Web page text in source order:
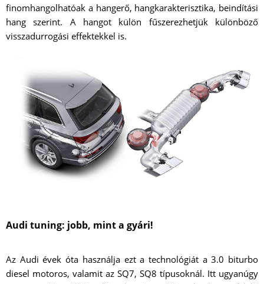
finomhangolhatóak a hangerő, hangkarakterisztika, beindítási
hang szerint. A hangot külön fűszerezhetjük különböző
visszadurrogási effektekkel is.
Audi tuning: jobb, mint a gyári!
Az Audi évek óta használja ezt a technológiát a 3.0 biturbo
diesel motoros, valamit az SQ7, SQ8 típusoknál. Itt ugyanúgy